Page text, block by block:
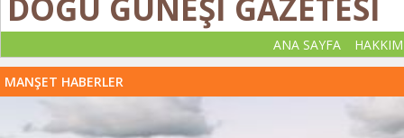
DOĞU GÜNEŞİ GAZETESİ
ANA SAYFA
MANŞET HABERLER